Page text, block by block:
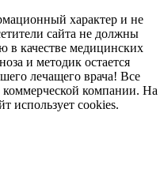
характер и не
сайта не должны
в качестве медицинских
и методик остается
лечащего врача! Все
коммерческой компании. На
использует cookies.